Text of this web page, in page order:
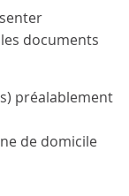
documents
préalablement
de domicile